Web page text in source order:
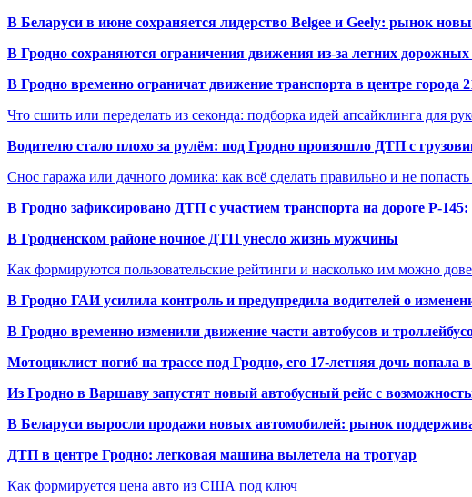
В Беларуси в июне сохраняется лидерство Belgee и Geely: рынок
В Гродно сохраняются ограничения движения из-за летних дорожных
В Гродно временно ограничат движение транспорта в центре города
Что сшить или переделать из секонда: подборка идей апсайклинга для
Водителю стало плохо за рулём: под Гродно произошло ДТП с
Снос гаража или дачного домика: как всё сделать правильно и не
В Гродно зафиксировано ДТП с участием транспорта на дороге Р-145:
В Гродненском районе ночное ДТП унесло жизнь мужчины
Как формируются пользовательские рейтинги и насколько им можно
В Гродно ГАИ усилила контроль и предупредила водителей о
В Гродно временно изменили движение части автобусов и
Мотоциклист погиб на трассе под Гродно, его 17-летняя дочь попала
Из Гродно в Варшаву запустят новый автобусный рейс с
В Беларуси выросли продажи новых автомобилей: рынок
ДТП в центре Гродно: легковая машина вылетела на тротуар
Как формируется цена авто из США под ключ